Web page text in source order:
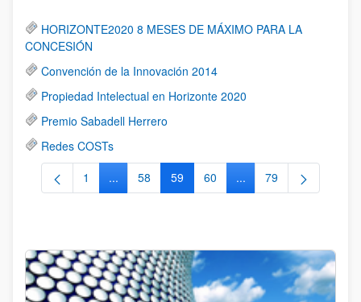
HORIZONTE2020 8 MESES DE MÁXIMO PARA LA
CONCESIÓN
Convención de la Innovación 2014
Propiedad Intelectual en Horizonte 2020
Premio Sabadell Herrero
Redes COSTs
Página
1 ...Páginas intermedias Use TAB para desplazarse.
Página
58 Página
59 Página
60 ...Páginas intermedias
Página
79